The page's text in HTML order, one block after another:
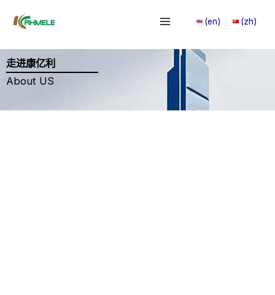
容
(en) (zh)
走进康亿利
About US